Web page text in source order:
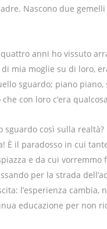
Nascono due
quattro anni ho vissuto
mia moglie su di loro,
sguardo; piano
con loro c’era
sguardo così sulla
È il paradosso in cui
e da cui
per la strada
l’esperienza
educazione per non